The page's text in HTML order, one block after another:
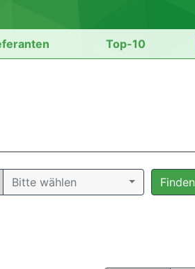
Top-10
Bitte wählen Finden